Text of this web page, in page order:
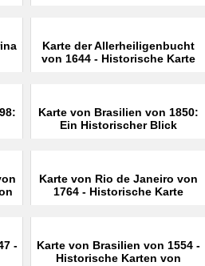
Karte der Allerheiligenbucht
von 1644 - Historische Karte
Karte von Brasilien von 1850:
Ein Historischer Blick
Karte von Rio de Janeiro von
1764 - Historische Karte
-
Karte von Brasilien von 1554 -
Historische Karten von